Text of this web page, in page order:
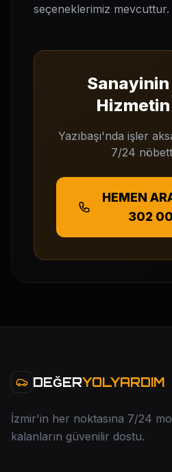
seçeneklerimiz mevcuttur.
Sanayinin
Hizmetin
Yazıbaşı'nda işler
7/24
HEMEN
302
DEĞERYOLYARDIM
İzmir'in her noktasına 7/24
kalanların güvenilir dostu.